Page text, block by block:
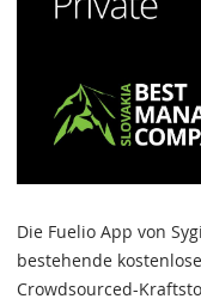
Die Fuelio App von
bestehende
Crowdsourced-